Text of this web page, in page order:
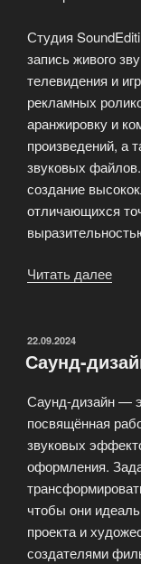
Студия
запись живого
телевидения и
рекламных
аранжировку и
произведений, а
звуковых
создание
отличающихся
Читать далее
ОПУБЛИКОВАНО
22.09.2024
Саунд-
Саунд-дизайн —
посвящённая
звуковых
оформления.
чтобы они
проекта и
создателями